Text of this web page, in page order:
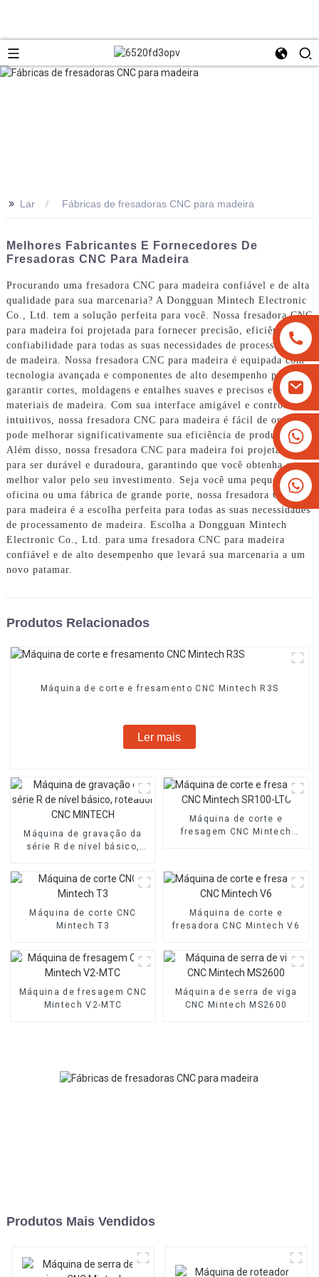
+8613825779334
+16266628193
>> Lar Fábricas de fresadoras CNC para madeira
Melhores Fabricantes E Fornecedores De
Fresadoras CNC Para Madeira
Procurando uma fresadora CNC para madeira confiável e de alta
qualidade para sua marcenaria? A Dongguan Mintech Electronic
Co., Ltd. tem a solução perfeita para você. Nossa fresadora CNC
para madeira foi projetada para fornecer precisão, eficiência e
confiabilidade para todas as suas necessidades de processamento
de madeira. Nossa fresadora CNC para madeira é equipada com
tecnologia avançada e componentes de alto desempenho para
garantir cortes, moldagens e entalhes suaves e precisos em
materiais de madeira. Com sua interface amigável e controles
intuitivos, nossa fresadora CNC para madeira é fácil de operar e
pode melhorar significativamente sua eficiência de produção.
Além disso, nossa fresadora CNC para madeira foi projetada
para ser durável e duradoura, garantindo que você obtenha o
melhor valor pelo seu investimento. Seja você uma pequena
oficina ou uma fábrica de grande porte, nossa fresadora CNC
para madeira é a escolha perfeita para todas as suas necessidades
de processamento de madeira. Escolha a Dongguan Mintech
Electronic Co., Ltd. para uma fresadora CNC para madeira
confiável e de alto desempenho que levará sua marcenaria a um
novo patamar.
Produtos Relacionados
Máquina de corte e fresamento CNC Mintech R3S
Ler mais
Máquina de gravação da
série R de nível básico,
Máquina de corte e
fresagem CNC Mintech
Máquina de corte CNC
Mintech T3
Máquina de corte e
fresadora CNC Mintech V6
Máquina de fresagem CNC
Mintech V2-MTC
Máquina de serra de viga
CNC Mintech MS2600
Produtos Mais Vendidos